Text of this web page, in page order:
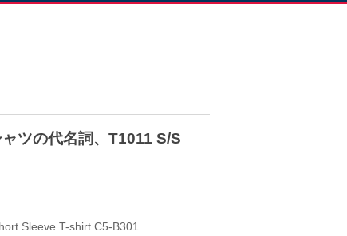
ツの代名詞、T1011 S/S
Sleeve T-shirt C5-B301